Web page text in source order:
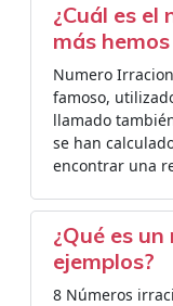
¿Cuál es el
más
Numero
famoso,
llamado
se han
encontrar una
¿Qué es
ejemplos?
8 Números